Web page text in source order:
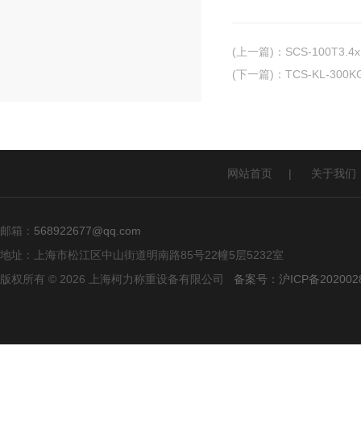
(上一篇) ： SCS-
(下一篇) ： TCS-KL-
网站首页 | 关于我们
邮箱： 568922677@qq.com
地址：上海市松江区中山街道明南路85号22幢5层5232室
版权所有 © 2026 上海柯力称重设备有限公司 备案号：沪ICP备